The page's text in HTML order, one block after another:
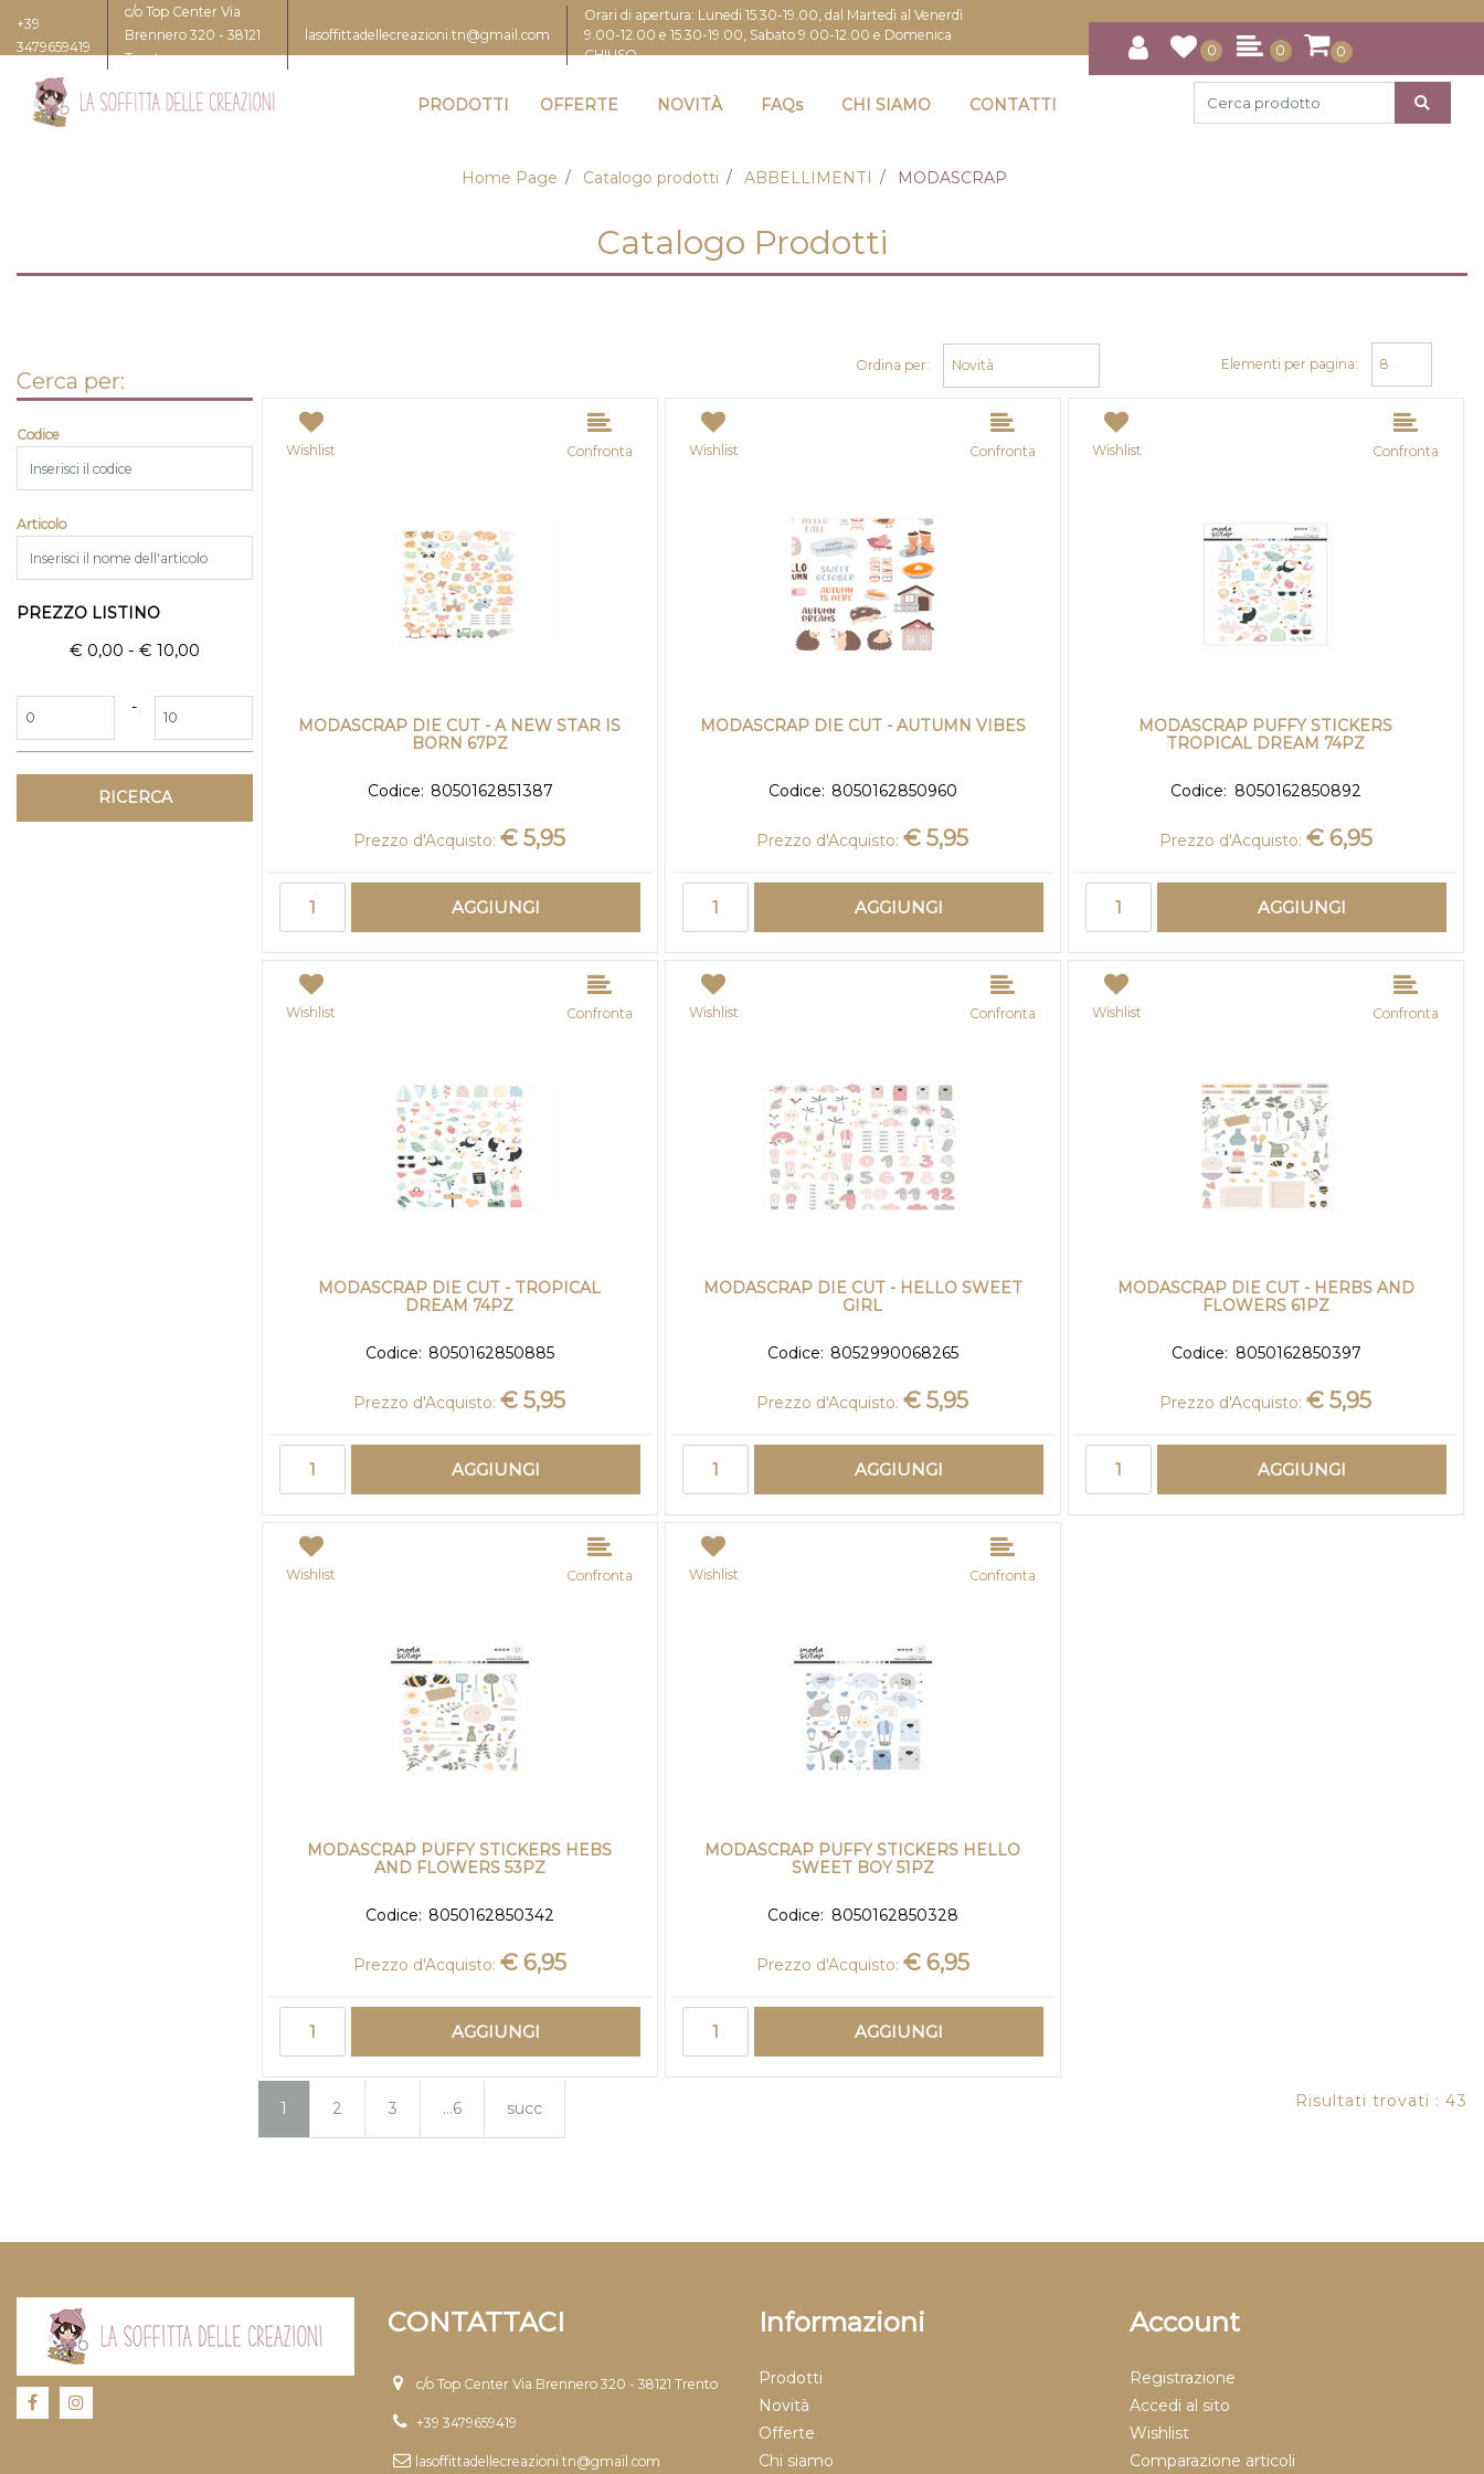
+39
3479659419
c/o Top Center Via
Brennero 320 - 38121
Trento
lasoffittadellecreazioni.tn@gmail.com
Orari di apertura: Lunedi 15.30-19.00, dal Martedì al Venerdì
9.00-12.00 e 15.30-19.00, Sabato 9.00-12.00 e Domenica
CHIUSO
0 0 0
PRODOTTI OFFERTE NOVITÀ FAQs CHI SIAMO CONTATTI
Home Page Catalogo prodotti ABBELLIMENTI MODASCRAP
Catalogo Prodotti
Cerca per:
Codice
Articolo
PREZZO LISTINO
€ 0,00 - € 10,00
-
Ordina per: Elementi per pagina:
Wishlist Confronta
MODASCRAP DIE CUT - A NEW STAR IS
BORN 67PZ
Codice: 8050162851387
Prezzo d'Acquisto: € 5,95
AGGIUNGI
Wishlist Confronta
MODASCRAP DIE CUT - AUTUMN VIBES
Codice: 8050162850960
Prezzo d'Acquisto: € 5,95
AGGIUNGI
Wishlist Confronta
MODASCRAP PUFFY STICKERS
TROPICAL DREAM 74PZ
Codice: 8050162850892
Prezzo d'Acquisto: € 6,95
AGGIUNGI
Wishlist Confronta
MODASCRAP DIE CUT - TROPICAL
DREAM 74PZ
Codice: 8050162850885
Prezzo d'Acquisto: € 5,95
AGGIUNGI
Wishlist Confronta
MODASCRAP DIE CUT - HELLO SWEET
GIRL
Codice: 8052990068265
Prezzo d'Acquisto: € 5,95
AGGIUNGI
Wishlist Confronta
MODASCRAP DIE CUT - HERBS AND
FLOWERS 61PZ
Codice: 8050162850397
Prezzo d'Acquisto: € 5,95
AGGIUNGI
Wishlist Confronta
MODASCRAP PUFFY STICKERS HEBS
AND FLOWERS 53PZ
Codice: 8050162850342
Prezzo d'Acquisto: € 6,95
AGGIUNGI
Wishlist Confronta
MODASCRAP PUFFY STICKERS HELLO
SWEET BOY 51PZ
Codice: 8050162850328
Prezzo d'Acquisto: € 6,95
AGGIUNGI
Risultati trovati : 43
1 2 3 ...6 succ
CONTATTACI
c/o Top Center Via Brennero 320 - 38121 Trento
+39 3479659419
lasoffittadellecreazioni.tn@gmail.com
Informazioni
Prodotti
Novità
Offerte
Chi siamo
Account
Registrazione
Accedi al sito
Wishlist
Comparazione articoli